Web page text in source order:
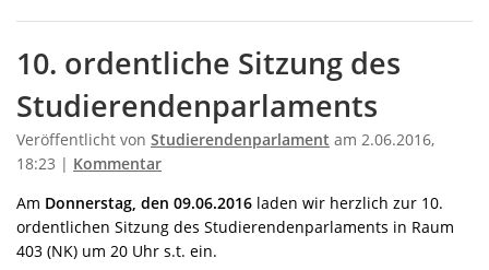
10. ordentliche Sitzung des
Studierendenparlaments
Veröffentlicht von Studierendenparlament am 2.06.2016,
18:23 | Kommentar
Am Donnerstag, den 09.06.2016 laden wir herzlich zur 10.
ordentlichen Sitzung des Studierendenparlaments in Raum
403 (NK) um 20 Uhr s.t. ein.